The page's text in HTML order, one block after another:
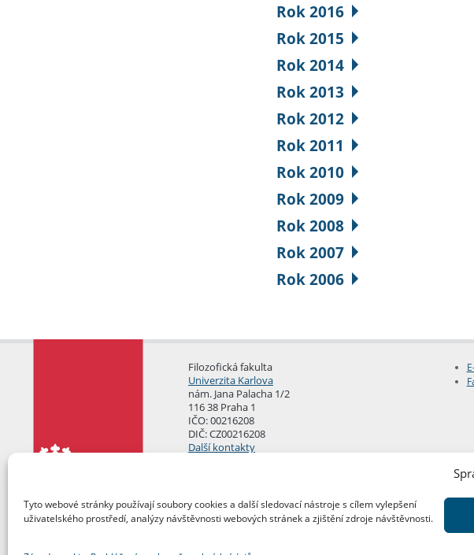
Tyto webové stránky používají soubory cookies a další sledovací nástroje s cílem vylepšení
uživatelského prostředí, analýzy návštěvnosti webových stránek a zjištění zdroje návštěvnosti.
Rok 2016
Rok 2015
Rok 2014
Rok 2013
Rok 2012
Rok 2011
Rok 2010
Rok 2009
Rok 2008
Rok 2007
Rok 2006
Filozofická fakulta
Univerzita Karlova
nám. Jana Palacha 1/2
116 38 Praha 1
IČO: 00216208
DIČ: CZ00216208
Další kontakty